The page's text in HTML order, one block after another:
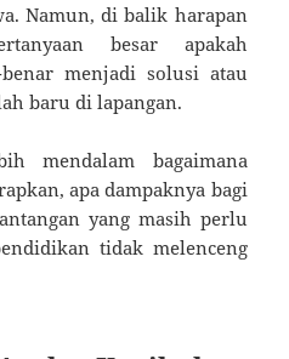
Namun, di balik harapan
besar apakah
menjadi solusi atau
baru di lapangan.
mendalam bagaimana
apa dampaknya bagi
yang masih perlu
tidak melenceng